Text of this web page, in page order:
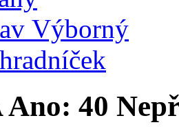
Výborný
Ano: 40